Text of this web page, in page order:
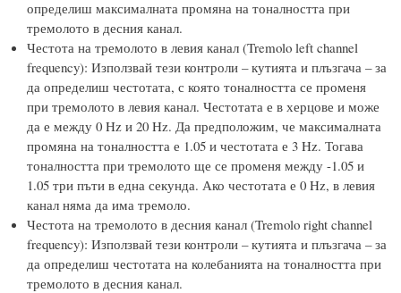
определиш максималната промяна на тоналността при
тремолото в десния канал.
Честота на тремолото в левия канал (Tremolo left channel
frequency): Използвай тези контроли – кутията и плъзгача – за
да определиш честотата, с която тоналността се променя
при тремолото в левия канал. Честотата е в херцове и може
да е между 0 Hz и 20 Hz. Да предположим, че максималната
промяна на тоналността е 1.05 и честотата е 3 Hz. Тогава
тоналността при тремолото ще се променя между -1.05 и
1.05 три пъти в една секунда. Ако честотата е 0 Hz, в левия
канал няма да има тремоло.
Честота на тремолото в десния канал (Tremolo right channel
frequency): Използвай тези контроли – кутията и плъзгача – за
да определиш честотата на колебанията на тоналността при
тремолото в десния канал.